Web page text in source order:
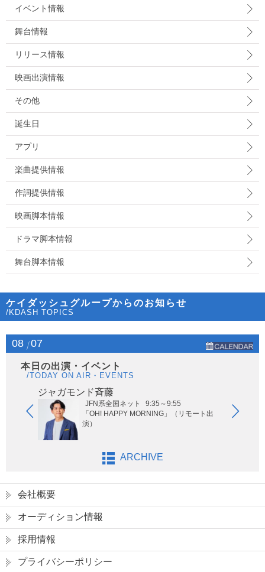
イベント情報
舞台情報
リリース情報
映画出演情報
その他
誕生日
アプリ
楽曲提供情報
作詞提供情報
映画脚本情報
ドラマ脚本情報
舞台脚本情報
ケイダッシュグループからのお知らせ
/KDASH TOPICS
08 07
本日の出演・イベント
/TODAY ON AIR・EVENTS
ジャガモンド斉藤
JFN系全国ネット
9:35～9:55
「OH! HAPPY MORNING」（リモート出
演）
ARCHIVE
会社概要
オーディション情報
採用情報
プライバシーポリシー